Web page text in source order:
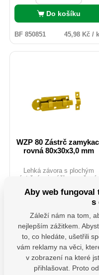
Do košíku
BF 850851 45,98 Kč /
WZP 80 Zástrč
rovná 80x30x3,0 mm
Lehká závora s plochým
zástrčným jazýčkem určená
dveří nebo beden. Je
Zabraňuje samovolnému
otevření či pohybu dvířek a
vík a chrání před
neoprávněným přístupem.
Skladem 32 ks
16,85
ks
Do košíku
Aby web fungoval
s
Záleží nám na tom,
nejlepším zážitkem.
to, co hledáte, ušetřili
vám reklamy na věci,
v zobrazení na které
přihlašovat. Proto